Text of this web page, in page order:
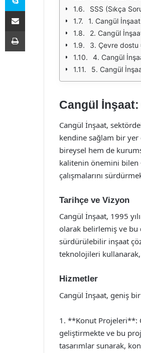
SSS (Sıkça
1. Cangül
2. Cangül
3. Çevre dostu
4. Cangül
5. Cangül
Cangül
Cangül İnşaat,
kendine sağlam bir
bireysel hem de
kalitenin önemini
çalışmalarını
Tarihçe ve Vizyon
Cangül İnşaat, 1995
olarak belirlemiş ve bu
sürdürülebilir inşaat
teknolojileri kullanarak,
Hizmetler
Cangül İnşaat, geniş
1. **Konut Projeleri**:
geliştirmekte ve bu
tasarımlar sunarak,
E-Posta ile paylaş